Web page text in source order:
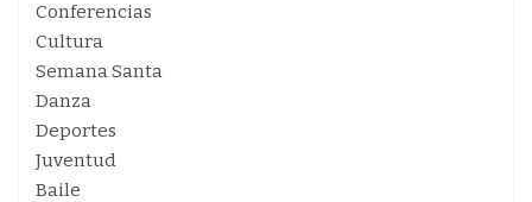
Conferencias
Cultura
Semana Santa
Danza
Deportes
Juventud
Baile